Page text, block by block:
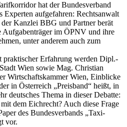
hat der Bundesverband
aufgefahren: Rechtsanwalt
Kanzlei BBG und Partner berät
Aufgabenträger im ÖPNV und ihre
unter anderem auch zum
praktischer Erfahrung werden Dipl.-
Wien sowie Mag. Christian
Wirtschaftskammer Wien, Einblicke
in Österreich „Preisband“ heißt, in
deutsches Thema in dieser Debatte:
dem Eichrecht? Auch diese Frage
des Bundesverbands „Taxi-
vor.